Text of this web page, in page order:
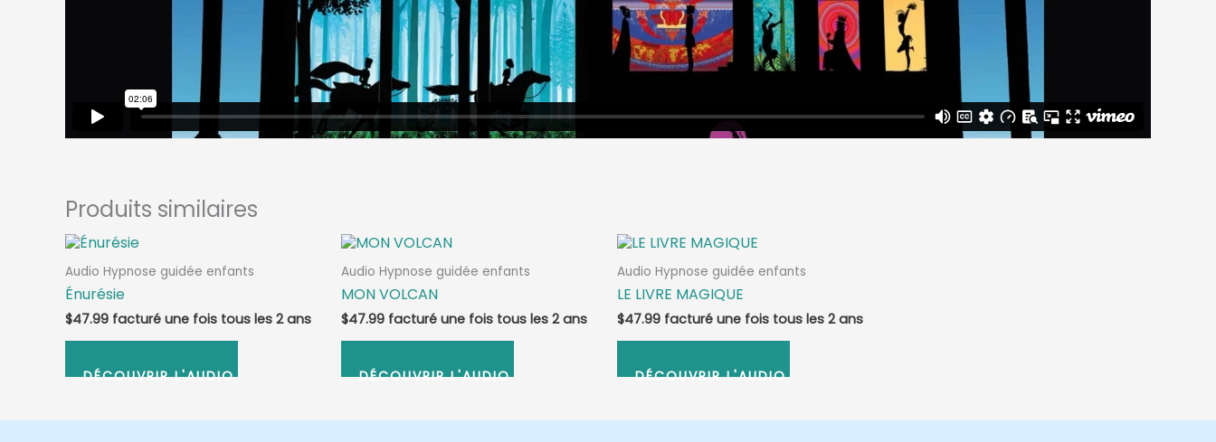
Produits similaires
Audio Hypnose guidée enfants
Énurésie
$47.99
Audio Hypnose guidée enfants
MON VOLCAN
$47.99
Audio Hypnose guidée enfants
LE LIVRE MAGIQUE
$47.99